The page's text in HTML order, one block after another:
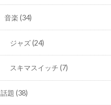
音楽 (34)
ジャズ(24)
スキマスイッチ(7)
話題(38)